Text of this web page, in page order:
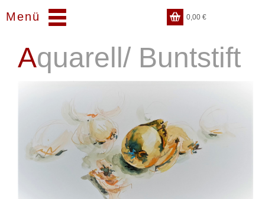
Menü 0,00€
Aquarell/ Buntstift